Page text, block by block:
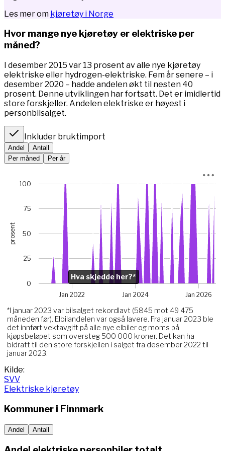
Les mer om kjøretøy i Norge
Hvor mange nye kjøretøy er elektriske per
måned?
I desember 2015 var 13 prosent av alle nye kjøretøy
elektriske eller hydrogen-elektriske. Fem år senere – i
desember 2020 – hadde andelen økt til nesten 40
prosent. Denne utviklingen har fortsatt. Det er imidlertid
store forskjeller. Andelen elektriske er høyest i
personbilsalget.
Inkluder bruktimport
Andel
Antall
Per måned
Per år
Chart with 67 data points.
*I januar 2023 var bilsalget rekordlavt (5845 mot 49
View as data table, Chart
The chart has 1 X axis displaying Time. Data ranges from
The chart has 1 Y axis displaying prosent. Data ranges
Chart annotations summary
Hva skjedde her?*. Related to Elektriske, data point
prosent
*I januar 2023 var bilsalget rekordlavt (5845 mot 49 475
måneden før). Elbilandelen var også lavere. Fra januar 2023 ble
det innført vektavgift på alle nye elbiler og moms på
kjøpsbeløpet som oversteg 500 000 kroner. Det kan ha
bidratt til den store forskjellen i salget fra desember 2022 til
januar 2023.
Jan 2022 Jan 2024 Jan 2026
0
25
50
75
100
Hva skjedde her?*
End of interactive chart.
Kilde:
SVV
Elektriske kjøretøy
Kommuner i Finnmark
Andel Antall